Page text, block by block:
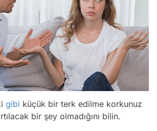
gibi küçük bir terk edilme korkunuz
bir şey olmadığını bilin.